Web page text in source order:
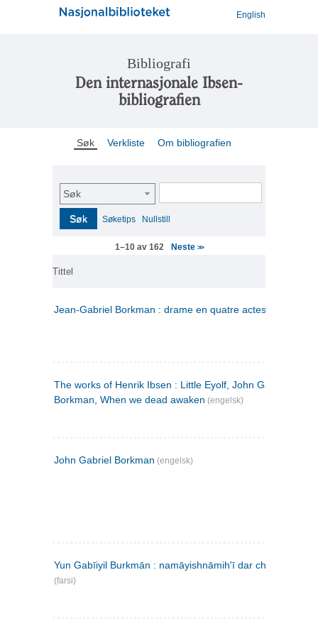
English
Bibliografi
Den internasjonale Ibsen-
bibliografien
Søk Verkliste Om bibliografien
Søk
Søk Søketips Nullstill
1–10 av 162 Neste >>
Tittel
Jean-Gabriel Borkman : drame en quatre actes
The works of Henrik Ibsen : Little Eyolf, John Gabriel
Borkman, When we dead awaken (engelsk)
John Gabriel Borkman (engelsk)
Yun Gabīiyil Burkmān : namāyishnāmihʹī dar chahār pardih
(farsi)